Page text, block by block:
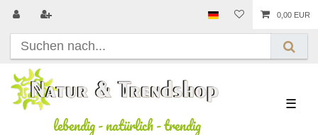
0,00 EUR
lebendig-natürlich-trendig
☰